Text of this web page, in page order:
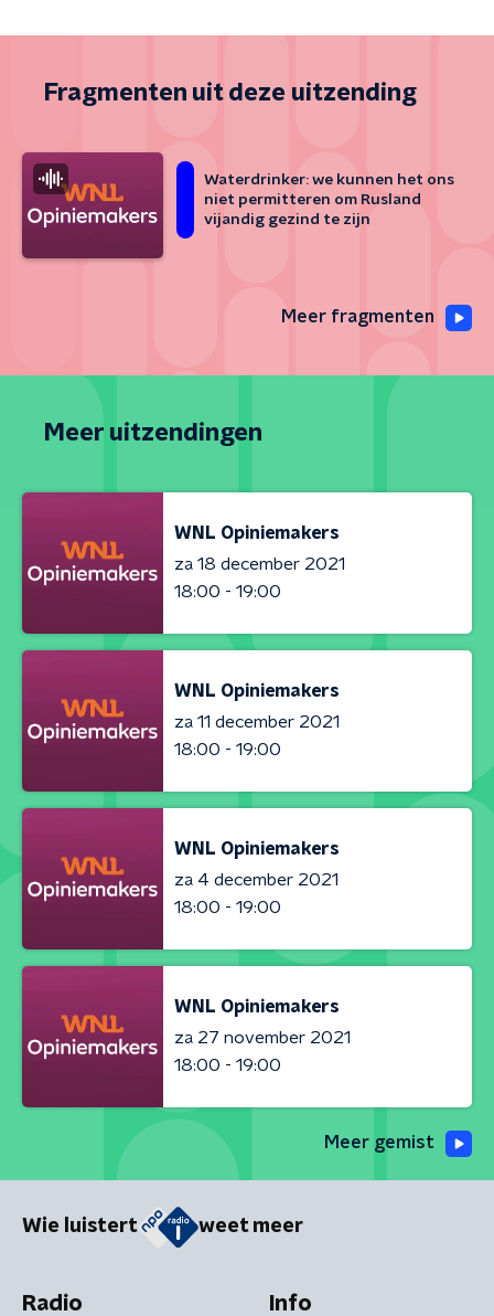
Fragmenten uit deze uitzending
Waterdrinker: we kunnen het ons
niet permitteren om Rusland
vijandig gezind te zijn
Meer fragmenten
Meer uitzendingen
WNL Opiniemakers
za 18 december 2021
18:00 - 19:00
WNL Opiniemakers
za 11 december 2021
18:00 - 19:00
WNL Opiniemakers
za 4 december 2021
18:00 - 19:00
WNL Opiniemakers
za 27 november 2021
18:00 - 19:00
Meer gemist
Wie luistert weet meer
Radio Info